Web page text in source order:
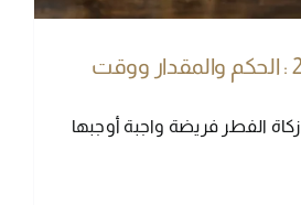
زكاة الفطر 2026 : الحكم والمقدار ووقت
زكاة الفطر 2026 زكاة الفطر فريضة واجبة أوجبها